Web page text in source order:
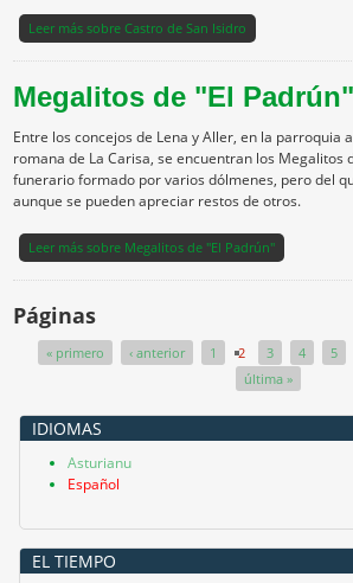
Leer mássobre Castro de San Isidro
Megalitos de "El Padrún"
Entre los concejos de Lena y Aller, en la parroquia
romana de La Carisa, se encuentran los Megalitos
funerario formado por varios dólmenes, pero del
aunque se pueden apreciar restos de otros.
Leer mássobre Megalitos de "El Padrún"
Páginas
« primero ‹ anterior 1 2 3 4 5
última »
IDIOMAS
Asturianu
Español
EL TIEMPO